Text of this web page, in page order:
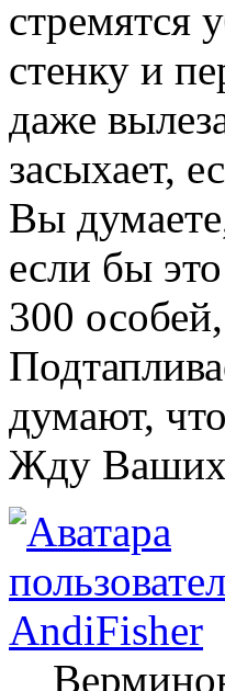
стремятся
стенку и
даже
засыхает,
Вы
если бы
300
думают,
Жду Ваших
AndiFisher